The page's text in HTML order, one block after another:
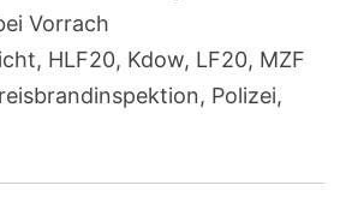
Vorrach
HLF20, Kdow, LF20, MZF
Polizei,